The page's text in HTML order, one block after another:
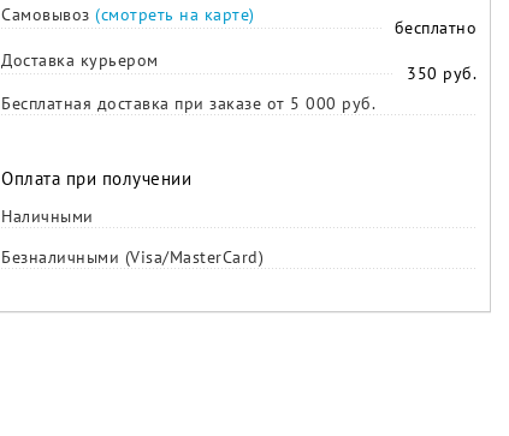
Самовывоз (смотреть на карте)
бесплатно
Доставка курьером
350 руб.
Бесплатная доставка при заказе от 5 000 руб.
Оплата при получении
Наличными
Безналичными (Visa/MasterCard)